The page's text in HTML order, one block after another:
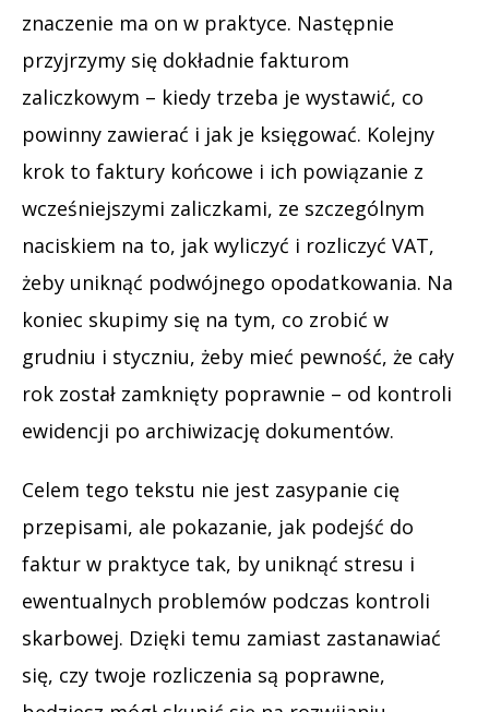
znaczenie ma on w praktyce. Następnie
przyjrzymy się dokładnie fakturom
zaliczkowym – kiedy trzeba je wystawić, co
powinny zawierać i jak je księgować. Kolejny
krok to faktury końcowe i ich powiązanie z
wcześniejszymi zaliczkami, ze szczególnym
naciskiem na to, jak wyliczyć i rozliczyć VAT,
żeby uniknąć podwójnego opodatkowania. Na
koniec skupimy się na tym, co zrobić w
grudniu i styczniu, żeby mieć pewność, że cały
rok został zamknięty poprawnie – od kontroli
ewidencji po archiwizację dokumentów.
Celem tego tekstu nie jest zasypanie cię
przepisami, ale pokazanie, jak podejść do
faktur w praktyce tak, by uniknąć stresu i
ewentualnych problemów podczas kontroli
skarbowej. Dzięki temu zamiast zastanawiać
się, czy twoje rozliczenia są poprawne,